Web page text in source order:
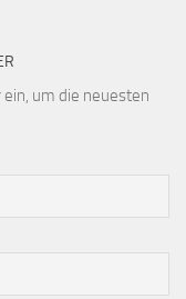
um die neuesten